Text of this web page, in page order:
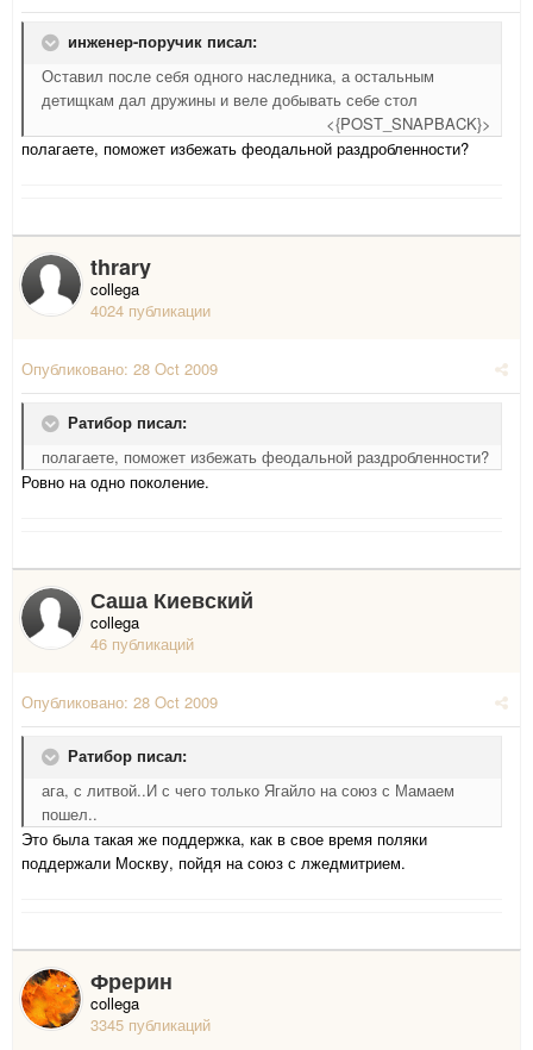
инженер-поручик писал:
Оставил после себя одного наследника, а остальным
детищкам дал дружины и веле добывать себе стол
<{POST_SNAPBACK}>
полагаете, поможет избежать феодальной раздробленности?
thrary
collega
4024 публикации
Опубликовано: 28 Oct 2009
Ратибор писал:
полагаете, поможет избежать феодальной раздробленности?
Ровно на одно поколение.
Саша Киевский
collega
46 публикаций
Опубликовано: 28 Oct 2009
Ратибор писал:
ага, с литвой..И с чего только Ягайло на союз с Мамаем
пошел..
Это была такая же поддержка, как в свое время поляки
поддержали Москву, пойдя на союз с лжедмитрием.
Фрерин
collega
3345 публикаций